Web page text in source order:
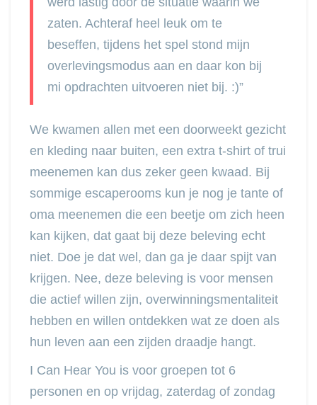
zaten. Achteraf heel leuk om te
beseffen, tijdens het spel stond mijn
overlevingsmodus aan en daar kon bij
mi opdrachten uitvoeren niet bij. :)”
We kwamen allen met een doorweekt gezicht
en kleding naar buiten, een extra t-shirt of trui
meenemen kan dus zeker geen kwaad. Bij
sommige escaperooms kun je nog je tante of
oma meenemen die een beetje om zich heen
kan kijken, dat gaat bij deze beleving echt
niet. Doe je dat wel, dan ga je daar spijt van
krijgen. Nee, deze beleving is voor mensen
die actief willen zijn, overwinningsmentaliteit
hebben en willen ontdekken wat ze doen als
hun leven aan een zijden draadje hangt.
I Can Hear You is voor groepen tot 6
personen en op vrijdag, zaterdag of zondag